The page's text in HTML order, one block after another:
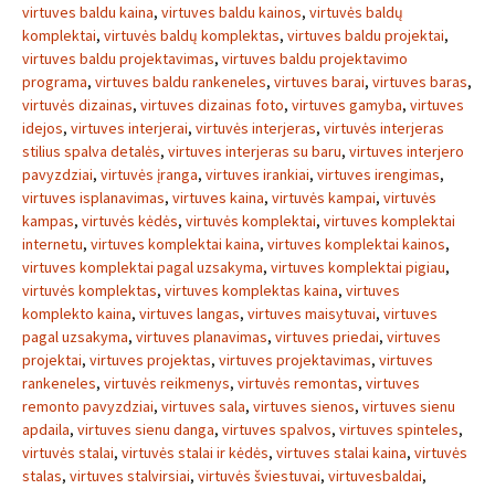
virtuves baldu kaina, virtuves baldu kainos, virtuvės baldų
komplektai, virtuvės baldų komplektas, virtuves baldu projektai,
virtuves baldu projektavimas, virtuves baldu projektavimo
programa, virtuves baldu rankeneles, virtuves barai, virtuves baras,
virtuvės dizainas, virtuves dizainas foto, virtuves gamyba, virtuves
idejos, virtuves interjerai, virtuvės interjeras, virtuvės interjeras
stilius spalva detalės, virtuves interjeras su baru, virtuves interjero
pavyzdziai, virtuvės įranga, virtuves irankiai, virtuves irengimas,
virtuves isplanavimas, virtuves kaina, virtuvės kampai, virtuvės
kampas, virtuvės kėdės, virtuvės komplektai, virtuves komplektai
internetu, virtuves komplektai kaina, virtuves komplektai kainos,
virtuves komplektai pagal uzsakyma, virtuves komplektai pigiau,
virtuvės komplektas, virtuves komplektas kaina, virtuves
komplekto kaina, virtuves langas, virtuves maisytuvai, virtuves
pagal uzsakyma, virtuves planavimas, virtuves priedai, virtuves
projektai, virtuves projektas, virtuves projektavimas, virtuves
rankeneles, virtuvės reikmenys, virtuvės remontas, virtuves
remonto pavyzdziai, virtuves sala, virtuves sienos, virtuves sienu
apdaila, virtuves sienu danga, virtuves spalvos, virtuves spinteles,
virtuvės stalai, virtuvės stalai ir kėdės, virtuves stalai kaina, virtuvės
stalas, virtuves stalvirsiai, virtuvės šviestuvai, virtuvesbaldai,